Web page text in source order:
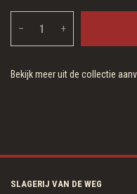
– +
Bekijk meer uit de collectie
SLAGERIJ VAN DE WEG